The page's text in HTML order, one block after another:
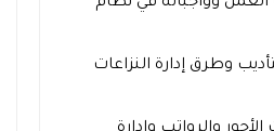
وطرق إدارة النزاعات